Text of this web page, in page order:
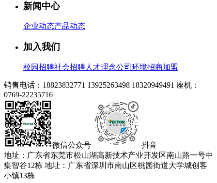
新闻中心
企业动态产品动态
加入我们
校园招聘社会招聘人才理念公司环境招商加盟
销售电话：18823832771 13925263498 18320949491 座机：
0769-22235716
微信公众号
抖音
地址：广东省东莞市松山湖高新技术产业开发区南山路一号中
集智谷12栋 地址：广东省深圳市南山区桃园街道大学城创客
小镇13栋